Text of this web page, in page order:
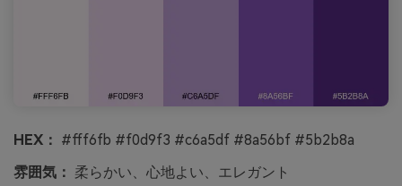
HEX： #fff6fb #f0d9f3 #c6a5df #8a56bf #5b2b8a
雰囲気： 柔らかい、心地よい、エレガント